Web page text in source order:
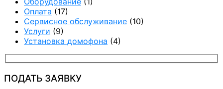
Оплата (17)
Сервисное обслуживание (10)
Услуги (9)
Установка домофона (4)
ПОДАТЬ ЗАЯВКУ